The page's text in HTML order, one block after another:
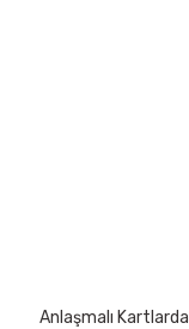
Anlaşmalı Kartlarda